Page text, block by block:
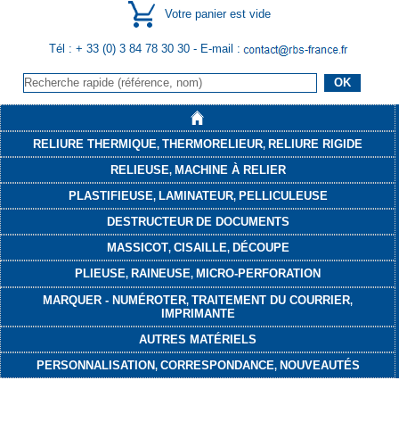
Votre panier est vide
Tél : + 33 (0) 3 84 78 30 30 - E-mail :
RELIURE THERMIQUE,THERMORELIEUR, RELIURE RIGIDE
RELIEUSE, MACHINE À RELIER
PLASTIFIEUSE, LAMINATEUR, PELLICULEUSE
DESTRUCTEUR DE DOCUMENTS
MASSICOT, CISAILLE, DÉCOUPE
PLIEUSE, RAINEUSE, MICRO-PERFORATION
MARQUER - NUMÉROTER,TRAITEMENT DU COURRIER,
IMPRIMANTE
AUTRES MATÉRIELS
PERSONNALISATION, CORRESPONDANCE, NOUVEAUTÉS